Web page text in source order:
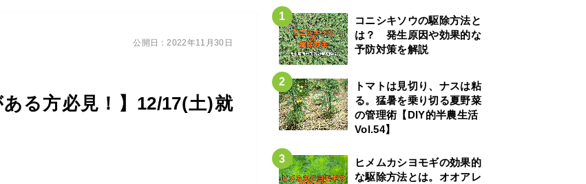
る方必見！】12/17(土)就
公開日：2022年11月30日
コニシキソウの駆除方法と
は？ 発生原因や効果的な
予防対策を解説
トマトは見切り、ナスは粘
る。猛暑を乗り切る夏野菜
の管理術【DIY的半農生活
Vol.54】
ヒメムカシヨモギの効果的
な駆除方法とは。オオアレ